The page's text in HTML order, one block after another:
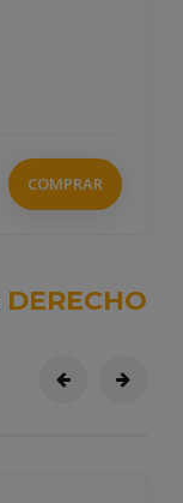
COMPRAR
DERECHO